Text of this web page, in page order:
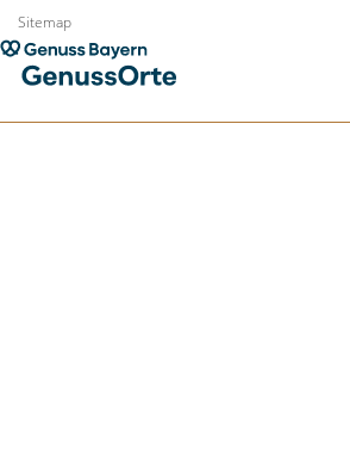
Zum
Inhalt
springen
Sitemap